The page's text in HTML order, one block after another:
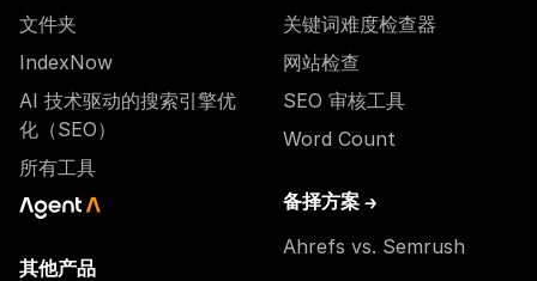
文件夹
IndexNow
AI 技术驱动的搜索引擎优
化（SEO）
所有工具
其他产品
关键词难度检查器
网站检查
SEO 审核工具
Word Count
备择方案 →
Ahrefs vs. Semrush